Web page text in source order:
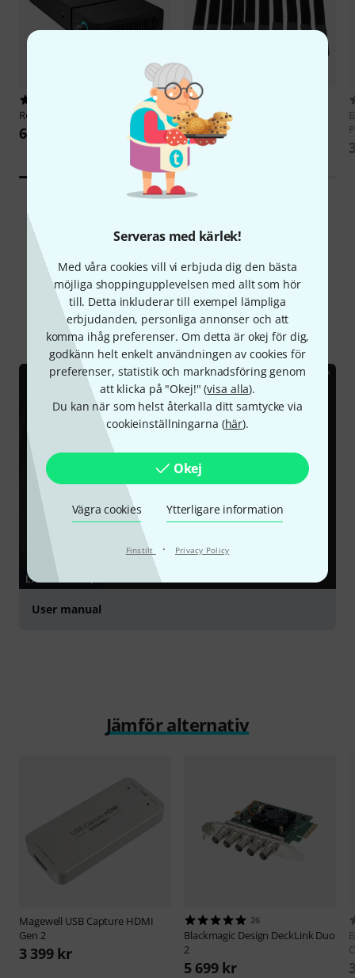
Serveras med kärlek!
Med våra cookies vill vi erbjuda dig den bästa
möjliga shoppingupplevelsen med allt som hör
till. Detta inkluderar till exempel lämpliga
erbjudanden, personliga annonser och att
komma ihåg preferenser. Om detta är okej för dig,
godkänn helt enkelt användningen av cookies för
preferenser, statistik och marknadsföring genom
att klicka på "Okej!" (visa alla).
Du kan när som helst återkalla ditt samtycke via
cookieinställningarna (här).
Okej
Vägra cookies Ytterligare information
Finstilt · Privacy Policy
Rode RodeCaster Video Core
6 199 kr
ThomannV2020 Black 10 Pack
79 kr
Visste du?
Alla Nedladdningar
LADDA NED
User manual
Jämför alternativ
Magewell USB Capture HDMI
Gen 2
3 399 kr
26
Blackmagic Design DeckLink Duo
2
5 699 kr